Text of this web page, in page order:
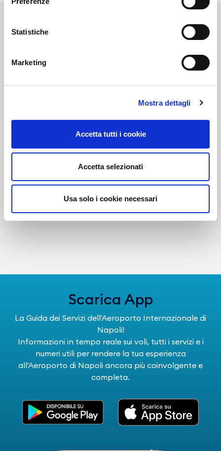
Statistiche
Marketing
Mostra dettagli
Accetta tutti i cookie
Accetta selezionati
Usa solo i cookie necessari
Negozi
Bar e Ristoranti
Scarica App
La Guida dei Servizi dell'Aeroporto Internazionale di
Napoli!
Informazioni in tempo reale sui voli, tutti i servizi e i
numeri utili per rendere la tua esperienza
all'Aeroporto di Napoli ancora più coinvolgente e
completa.